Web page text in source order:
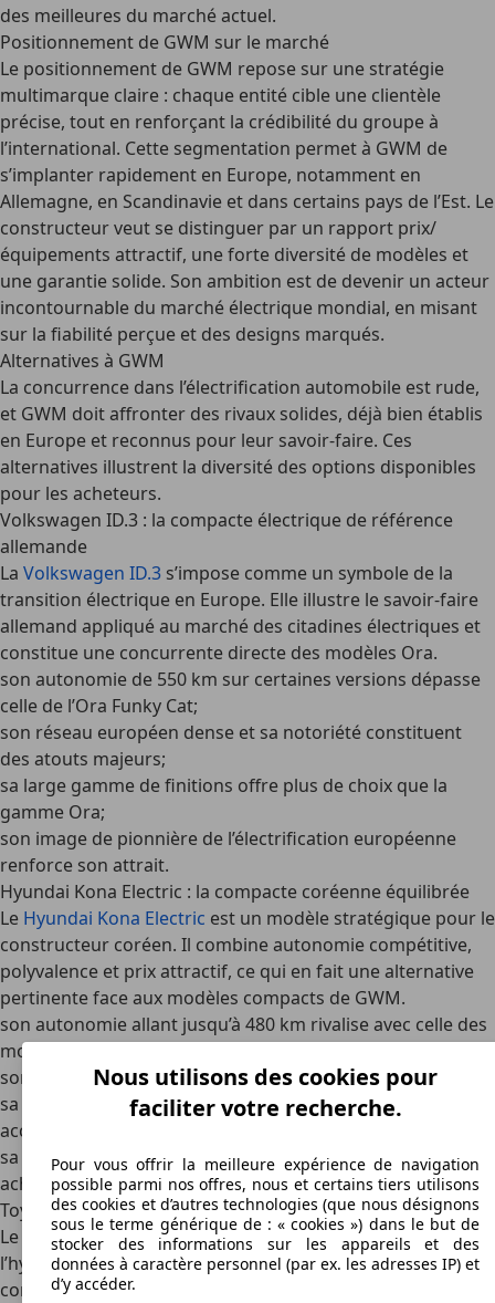
des meilleures du marché actuel.
Positionnement de GWM sur le marché
Le positionnement de GWM repose sur une stratégie
multimarque claire : chaque entité cible une clientèle
précise, tout en renforçant la crédibilité du groupe à
l’international. Cette segmentation permet à GWM de
s’implanter rapidement en Europe, notamment en
Allemagne, en Scandinavie et dans certains pays de l’Est. Le
constructeur veut se distinguer par un rapport prix/
équipements attractif, une forte diversité de modèles et
une garantie solide. Son ambition est de devenir un acteur
incontournable du marché électrique mondial, en misant
sur la fiabilité perçue et des designs marqués.
Alternatives à GWM
La concurrence dans l’électrification automobile est rude,
et GWM doit affronter des rivaux solides, déjà bien établis
en Europe et reconnus pour leur savoir-faire. Ces
alternatives illustrent la diversité des options disponibles
pour les acheteurs.
Volkswagen ID.3 : la compacte électrique de référence
allemande
La Volkswagen ID.3 s’impose comme un symbole de la
transition électrique en Europe. Elle illustre le savoir-faire
allemand appliqué au marché des citadines électriques et
constitue une concurrente directe des modèles Ora.
son autonomie de 550 km sur certaines versions dépasse
celle de l’Ora Funky Cat;
son réseau européen dense et sa notoriété constituent
des atouts majeurs;
sa large gamme de finitions offre plus de choix que la
gamme Ora;
son image de pionnière de l’électrification européenne
renforce son attrait.
Hyundai Kona Electric : la compacte coréenne équilibrée
Le Hyundai Kona Electric est un modèle stratégique pour le
constructeur coréen. Il combine autonomie compétitive,
polyvalence et prix attractif, ce qui en fait une alternative
pertinente face aux modèles compacts de GWM.
son autonomie allant jusqu’à 480 km rivalise avec celle des
modèles Ora;
son habitacle polyvalent séduit les familles urbaines;
sa diffusion déjà importante en Europe la rend plus
accessible;
sa réputation de fiabilité contribue à rassurer les
acheteurs hésitants.
Toyota RAV4 Hybrid : la référence japonaise de l’hybride
Le Toyota RAV4 Hybrid illustre la maîtrise japonaise de
l’hybridation. Ce modèle, leader mondial de sa catégorie,
constitue une alternative crédible aux SUV Haval et Tank de
Nous utilisons des cookies pour
faciliter votre recherche.
Pour vous offrir la meilleure expérience de navigation
possible parmi nos offres, nous et certains tiers utilisons
des cookies et d’autres technologies (que nous désignons
sous le terme générique de : « cookies ») dans le but de
stocker des informations sur les appareils et des
données à caractère personnel (par ex. les adresses IP) et
d’y accéder.